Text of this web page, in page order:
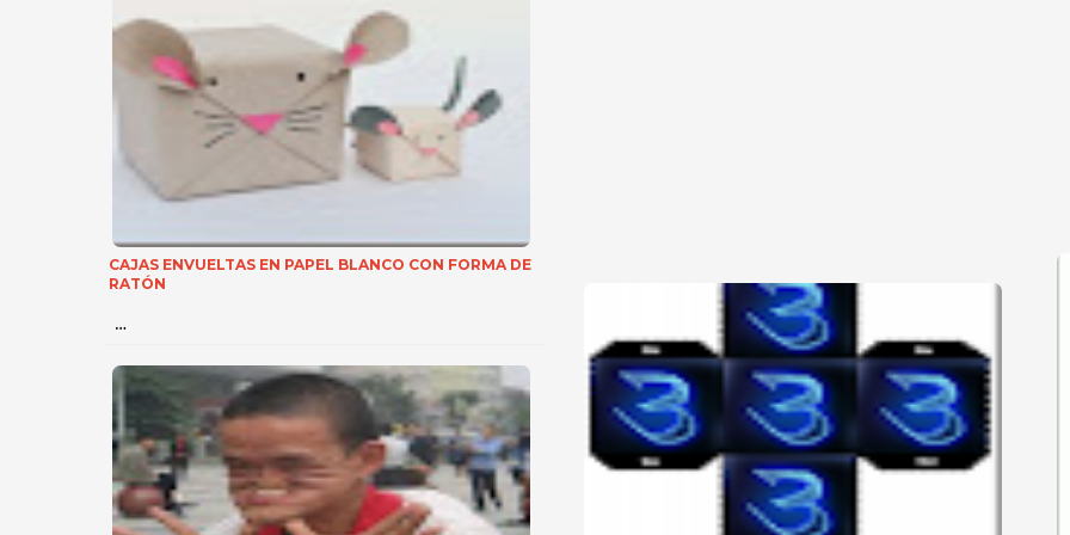
CAJAS ENVUELTAS EN PAPEL BLANCO CON FORMA DE
RATÓN
…